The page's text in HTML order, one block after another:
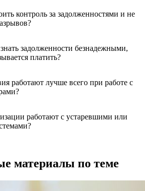
контроль за задолженностями и не
задолженности безнадежными,
платить?
работают лучше всего при работе с
работают с устаревшими или
материалы по теме